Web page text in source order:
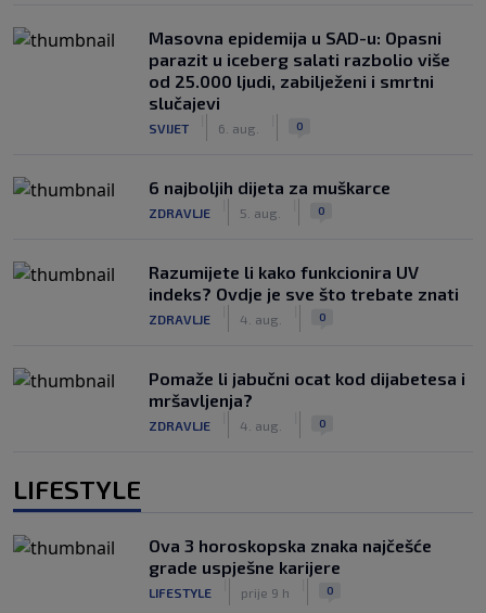
Masovna epidemija u SAD-u: Opasni
parazit u iceberg salati razbolio više
od 25.000 ljudi, zabilježeni i smrtni
slučajevi
SVIJET 6. aug. 0
6 najboljih dijeta za muškarce
ZDRAVLJE 5. aug. 0
Razumijete li kako funkcionira UV
indeks? Ovdje je sve što trebate znati
ZDRAVLJE 4. aug. 0
Pomaže li jabučni ocat kod dijabetesa i
mršavljenja?
ZDRAVLJE 4. aug. 0
LIFESTYLE
Ova 3 horoskopska znaka najčešće
grade uspješne karijere
LIFESTYLE prije 9 h 0